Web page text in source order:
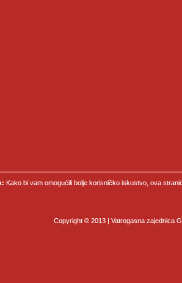
Kako bi vam omogućili bolje korisničko iskustvo, ova
Copyright © 2013 | Vatrogasna zajednica